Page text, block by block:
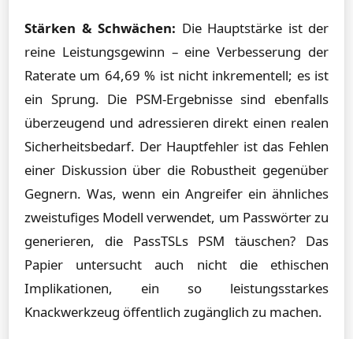
Stärken & Schwächen: Die Hauptstärke ist der
reine Leistungsgewinn – eine Verbesserung der
Raterate um 64,69 % ist nicht inkrementell; es ist
ein Sprung. Die PSM-Ergebnisse sind ebenfalls
überzeugend und adressieren direkt einen realen
Sicherheitsbedarf. Der Hauptfehler ist das Fehlen
einer Diskussion über die Robustheit gegenüber
Gegnern. Was, wenn ein Angreifer ein ähnliches
zweistufiges Modell verwendet, um Passwörter zu
generieren, die PassTSLs PSM täuschen? Das
Papier untersucht auch nicht die ethischen
Implikationen, ein so leistungsstarkes
Knackwerkzeug öffentlich zugänglich zu machen.